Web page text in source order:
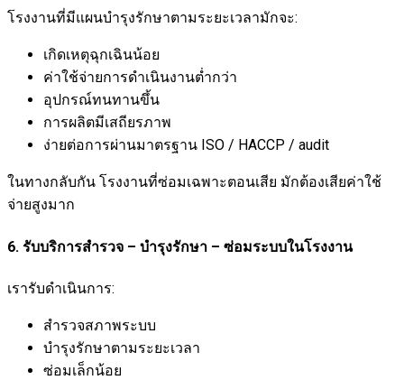
โรงงานที่มีแผนบำรุงรักษาตามระยะเวลามักจะ:
เกิดเหตุฉุกเฉินน้อย
ค่าใช้จ่ายการดำเนินงานต่ำกว่า
อุปกรณ์ทนทานขึ้น
การผลิตมีเสถียรภาพ
ง่ายต่อการผ่านมาตรฐาน ISO / HACCP / audit
ในทางกลับกัน โรงงานที่ซ่อมเฉพาะตอนเสีย มักต้องเสียค่าใช้
จ่ายสูงมาก
6. รับบริการสำรวจ – บำรุงรักษา – ซ่อมระบบในโรงงาน
เรารับดำเนินการ:
สำรวจสภาพระบบ
บำรุงรักษาตามระยะเวลา
ซ่อมเล็กน้อย